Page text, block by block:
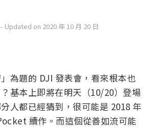
Updated on 2020 年 10 月 20 日
為題的 DJI 發表會，看來根本也
基本上即將在明天（10/20）登場
人都已經猜到，很可能是 2018 年
續作。而這個從善如流可能